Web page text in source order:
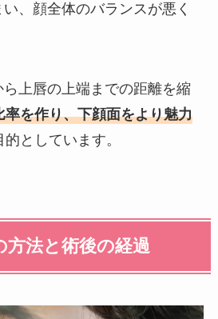
、顔全体のバランスが悪く
上唇の上端までの距離を縮
率を作り、下顔面をより魅力
的としています。
方法と術後の経過